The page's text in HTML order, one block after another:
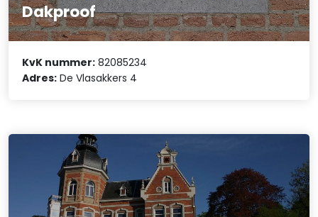
Dakproof
KvK nummer: 82085234
Adres: De Vlasakkers 4